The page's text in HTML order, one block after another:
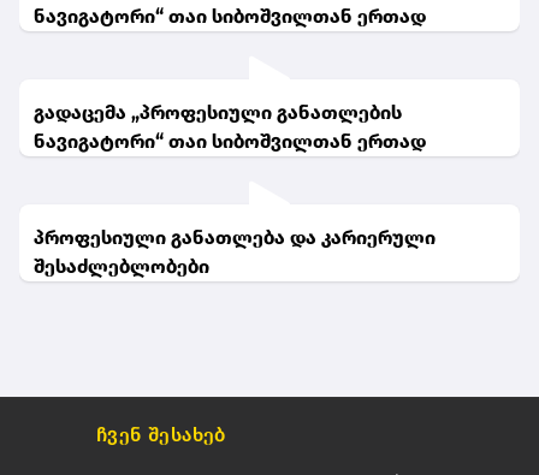
ნავიგატორი“ თაი სიბოშვილთან ერთად
გადაცემა „პროფესიული განათლების
ნავიგატორი“ თაი სიბოშვილთან ერთად
პროფესიული განათლება და კარიერული
შესაძლებლობები
ჩვენ შესახებ